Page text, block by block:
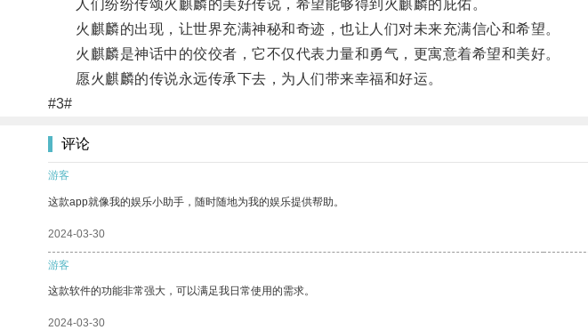
人们纷纷传颂火麒麟的美好传说，希望能够得到火麒麟的庇佑。
火麒麟的出现，让世界充满神秘和奇迹，也让人们对未来充满信心和希望。
火麒麟是神话中的佼佼者，它不仅代表力量和勇气，更寓意着希望和美好。
愿火麒麟的传说永远传承下去，为人们带来幸福和好运。
#3#
评论
游客
这款app就像我的娱乐小助手，随时随地为我的娱乐提供帮助。
2024-03-30
游客
这款软件的功能非常强大，可以满足我日常使用的需求。
2024-03-30